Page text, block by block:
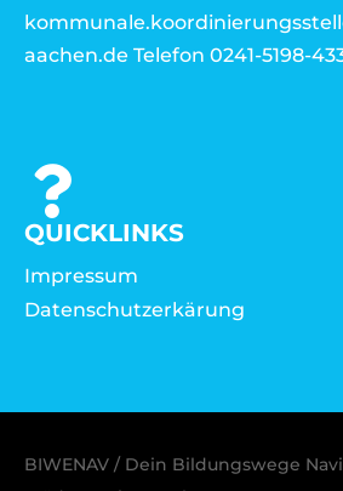
aachen.de Telefon 0241-5198-
QUICKLINKS
Impressum
Datenschutzerkärung
BIWENAV / Dein Bildungswege